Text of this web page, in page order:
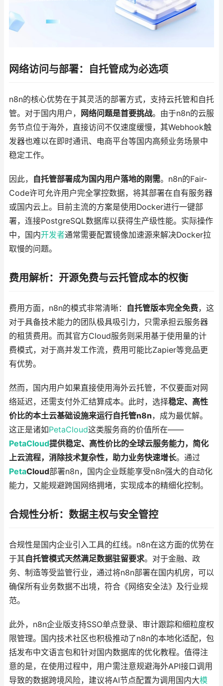
网络访问与部署：自托管成为必选项
n8n的核心优势在于其灵活的部署方式，支持云托管和自托
管。对于国内用户，
网络问题是首要挑战。由于n8n的云服
务节点位于海外，直接访问不仅速度缓慢，其Webhook触
发器也难以在即时通讯、电商平台等国内高频业务场景中
稳定工作。
因此， 自托管部署成为国内用户落地的刚需。n8n的Fair-
Code许可允许用户完全掌控数据，将其部署在自有服务器
或国内云上。目前主流的方案是使用Docker进行一键部
署，连接PostgreSQL数据库以获得生产级性能。实际操作
中，国内开发者通常需要配置镜像加速源来解决Docker拉
取慢的问题。
费用解析：开源免费与云托管成本的权衡
费用方面，n8n的模式非常清晰： 自托管版本完全免费，这
对于具备技术能力的团队极具吸引力，只需承担云服务器
的租赁费用。而其官方Cloud服务则采用基于使用量的计
费模式，对于高并发工作流，费用可能比Zapier等竞品更
有优势。
然而，国内用户如果直接使用海外云托管，不仅要面对网
络延迟，还需支付外汇结算成本。此时，选择稳定、高性
价比的本土云基础设施来运行自托管n8n，成为最优解。
这正是诸如PetaCloud这类服务商的价值所在——
PetaCloud提供稳定、高性价比的全球云服务能力，简化
上云流程，消除技术复杂性，助力业务快速增长。通过
PetaCloud部署n8n，国内企业既能享受n8n强大的自动化
能力，又能规避跨国网络拥堵，实现成本的精细化控制。
合规性分析：数据主权与安全管控
合规性是国内企业引入工具的红线。n8n在这方面的优势在
于其自托管模式天然满足数据驻留要求。对于金融、政
务、制造等受监管行业，通过将n8n部署在国内机房，可以
确保所有业务数据不出境，符合《网络安全法》及行业规
范。
此外，n8n企业版支持SSO单点登录、审计跟踪和细粒度权
限管理。国内技术社区也积极推动了n8n的本地化适配，包
括发布中文语言包和针对国内数据库的优化教程。值得注
意的是，在使用过程中，用户需注意规避海外API接口调用
导致的数据跨境风险，建议将AI节点配置为调用国内大模